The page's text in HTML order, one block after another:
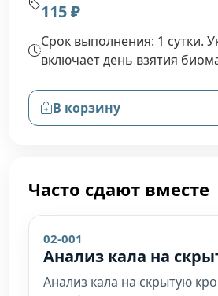
115 ₽
Срок выполнения: 1 сутки.
включает день взятия
В корзину
Часто сдают вместе
02-001
Анализ кала на
Анализ кала на скрытую